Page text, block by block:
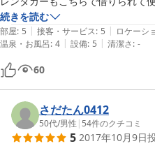
共同でなくちゃんとバスルーム、
だ流れはそんなに良くなかったで
お部屋にちゃんとドライヤー、冷
続きを読む
部屋: 5 | 接客・サービス: 5 | ロケーシ
温泉・お風呂: 4 | 設備: 5 | 清潔さ: -
60
さだたん0412
50代/男性 | 54件のクチコミ
5 2017年10月9日